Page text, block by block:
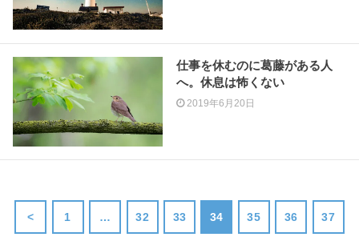
仕事を休むのに葛藤がある人
へ。休息は怖くない
2019年6月20日
< 1 … 32 33 34 35 36 37